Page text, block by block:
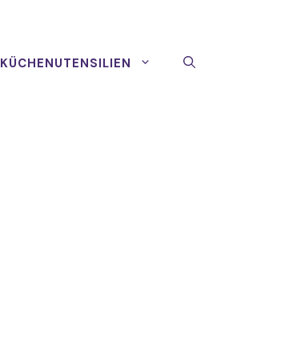
KÜCHENUTENSILIEN